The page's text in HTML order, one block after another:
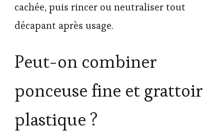
cachée, puis rincer ou neutraliser tout
décapant après usage.
Peut-on combiner
ponceuse fine et grattoir
plastique ?